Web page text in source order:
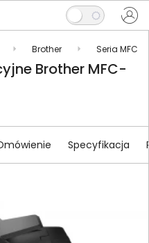
Brother Seria MFC
Brother MFC-
Specyfikacja